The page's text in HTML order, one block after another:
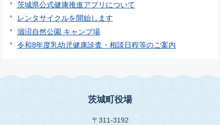
茨城県公式健康推進アプリについて
レンタサイクルを開始します
涸沼自然公園 キャンプ場
令和8年度乳幼児健康診査・相談日程等のご案内
茨城町役場
〒311-3192